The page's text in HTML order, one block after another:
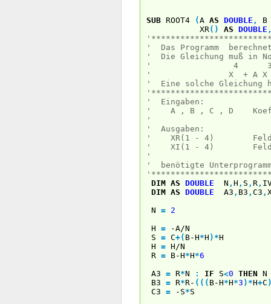
SUB ROOT4 (A AS DOUBLE ,
XR( ) AS DOUBLE
' Das Programm
' Die Gleichung muß in
' 4 3
' X + A X + B X
' Eine solche Gleichung
' Eingaben:
' A , B , C , D
'
' Ausgaben:
' XR(1 - 4) Feld mit
' XI(1 - 4) Feld mit
'
' benötigte
DIM AS DOUBLE N , H , S , R ,
DIM AS DOUBLE A3 , B3 , C3 ,
N = 2
H = -A/N
S = C+( B-H*H ) *H
H = H/N
R = B-H*H*6
A3 = R*N : IF S<0 THEN
B3 = R*R- ( ( ( B-H*H*3 ) *H+C
C3 = -S*S